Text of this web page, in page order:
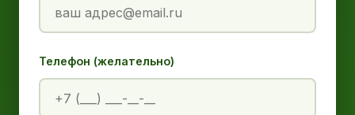
Телефон (желательно)